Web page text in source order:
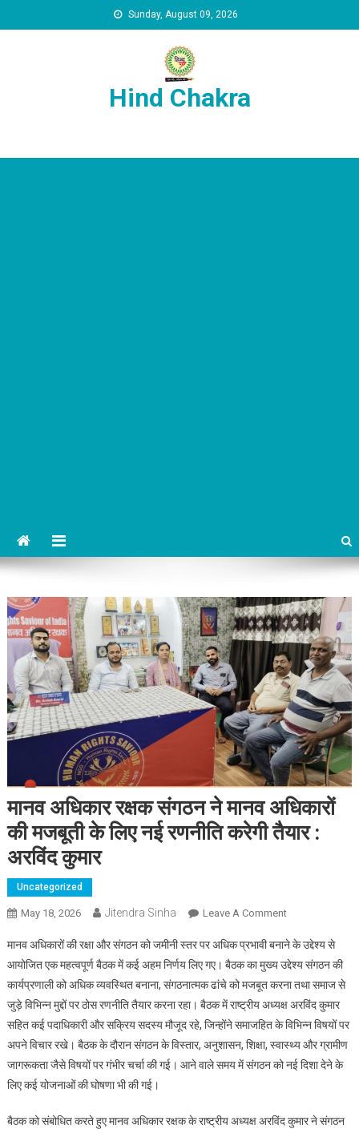
Sunday, August 09, 2026
Hind Chakra
मानव अधिकार रक्षक संगठन ने मानव अधिकारों
की मजबूती के लिए नई रणनीति करेगी तैयार :
अरविंद कुमार
Uncategorized
May 18, 2026 Jitendra Sinha Leave A CommentOn मानव अधिकार
मानव अधिकारों की
मजबूती के लिए नई
रणनीति करेगी तैयार
: अरविंद कुमार
मानव अधिकारों की रक्षा और संगठन को जमीनी स्तर पर अधिक प्रभावी बनाने के उद्देश्य से
आयोजित एक महत्वपूर्ण बैठक में कई अहम निर्णय लिए गए। बैठक का मुख्य उद्देश्य संगठन की
कार्यप्रणाली को अधिक व्यवस्थित बनाना, संगठनात्मक ढांचे को मजबूत करना तथा समाज से
जुड़े विभिन्न मुद्दों पर ठोस रणनीति तैयार करना रहा। बैठक में राष्ट्रीय अध्यक्ष अरविंद कुमार
सहित कई पदाधिकारी और सक्रिय सदस्य मौजूद रहे, जिन्होंने समाजहित के विभिन्न विषयों पर
अपने विचार रखे। बैठक के दौरान संगठन के विस्तार, अनुशासन, शिक्षा, स्वास्थ्य और ग्रामीण
जागरूकता जैसे विषयों पर गंभीर चर्चा की गई। आने वाले समय में संगठन को नई दिशा देने के
लिए कई योजनाओं की घोषणा भी की गई।
बैठक को संबोधित करते हुए मानव अधिकार रक्षक के राष्ट्रीय अध्यक्ष अरविंद कुमार ने संगठन